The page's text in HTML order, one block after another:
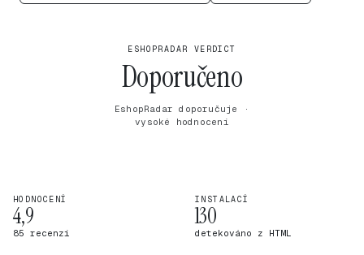
ESHOPRADAR VERDICT
Doporučeno
EshopRadar doporučuje ·
vysoké hodnocení
HODNOCENÍ
4,9
85 recenzí
INSTALACÍ
130
detekováno z HTML